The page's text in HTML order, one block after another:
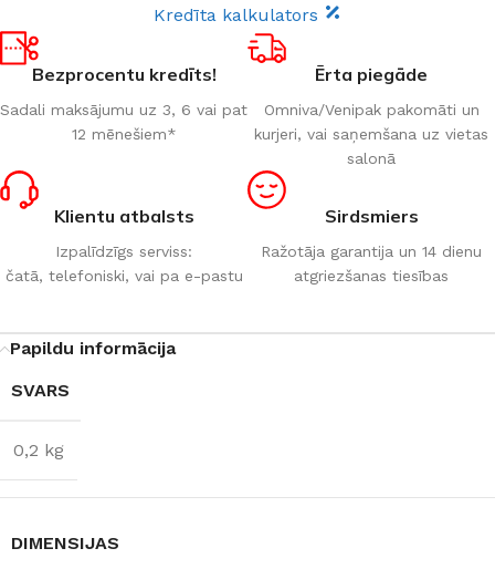
Kredīta kalkulators
Bezprocentu kredīts!
Sadali maksājumu uz 3, 6 vai pat
12 mēnešiem*
Ērta piegāde
Omniva/Venipak pakomāti un
kurjeri, vai saņemšana uz vietas
salonā
Klientu atbalsts
Izpalīdzīgs serviss:
čatā, telefoniski, vai pa e-pastu
Sirdsmiers
Ražotāja garantija un 14 dienu
atgriezšanas tiesības
Papildu informācija
SVARS
0,2 kg
DIMENSIJAS